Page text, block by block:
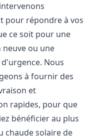
pour répondre à vos
ce soit pour une
ou une
Nous
à fournir des
et
rapides, pour que
bénéficier au plus
chaude solaire de